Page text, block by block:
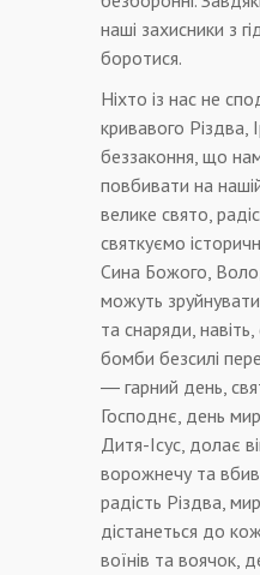
наші захисники з
боротися.
Ніхто із нас не
кривавого Різдва,
беззаконня, що
повбивати на
велике свято,
святкуємо
Сина Божого,
можуть
та снаряди,
бомби безсилі
― гарний день,
Господнє, день
Дитя-Ісус, долає
ворожнечу та
радість Різдва,
дістанеться до
воїнів та воячок,